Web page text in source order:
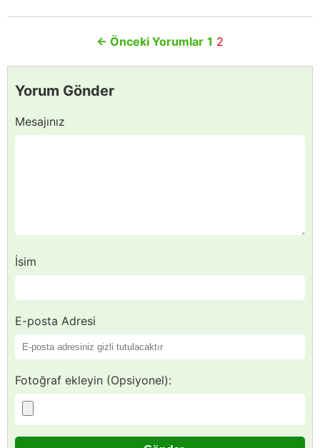
← Önceki Yorumlar 1 2
Yorum Gönder
Mesajınız
İsim
E-posta Adresi
Fotoğraf ekleyin (Opsiyonel):